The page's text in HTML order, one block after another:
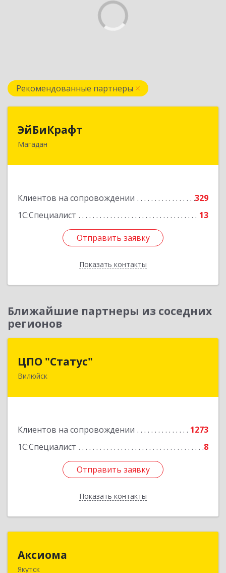
Рекомендованные партнеры
ЭйБиКрафт
Магадан
Клиентов на сопровождении
329
1С:Специалист
13
Отправить заявку
Показать контакты
685000, Магаданская обл, Магадан г, Полярная
Отправить заявку
Назад
Ближайшие партнеры из соседних
регионов
ЦПО "Статус"
Вилюйск
Клиентов на сопровождении
1273
1С:Специалист
8
Отправить заявку
Показать контакты
677000, Саха /Якутия/ Респ, Якутск г, Ленина пр-
Отправить заявку
Назад
Аксиома
Якутск